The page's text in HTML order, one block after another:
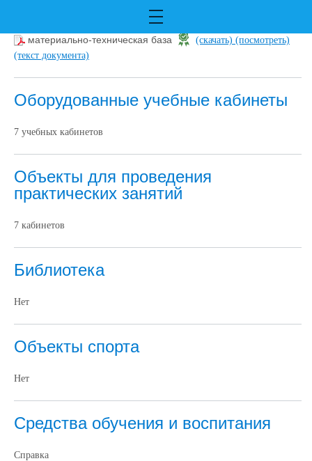
материально-техническая база (скачать) (посмотреть)
(текст документа)
Оборудованные учебные кабинеты
7 учебных кабинетов
Объекты для проведения
практических занятий
7 кабинетов
Библиотека
Нет
Объекты спорта
Нет
Средства обучения и воспитания
Справка